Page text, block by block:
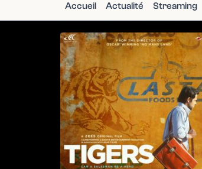
Accueil Actualité Streaming